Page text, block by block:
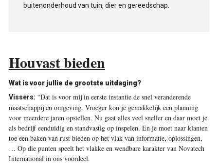
buitenonderhoud van tuin, dier en gereedschap.
Houvast bieden
Wat is voor jullie de grootste uitdaging?
Vissers: “Dat is voor mij in eerste instantie de snel veranderende
maatschappij en omgeving. Vroeger kon je gemakkelijk een planning
voor meerdere jaren opstellen. Nu gaat alles veel sneller en daar moet je
als bedrijf eenduidig en standvastig op inspelen. En je moet naar klanten
toe een baken van rust bieden op het vlak van informatie, oplossingen,
… Op die punten speelt het vlakke en wendbare karakter van Novatech
International in ons voordeel.